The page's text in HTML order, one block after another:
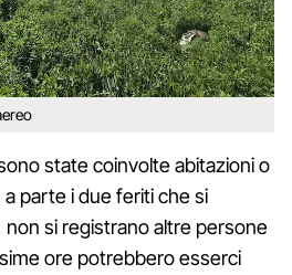
state coinvolte abitazioni o
parte i due feriti che si
si registrano altre persone
ore potrebbero esserci